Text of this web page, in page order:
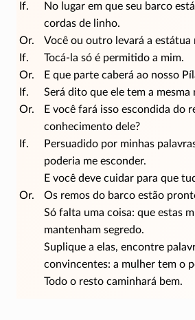
If.
No lugar em que seu barco
cordas de linho.
Or.
Você ou outro levará a estátua
If.
Tocá-la só é permitido a mim.
Or.
E que parte caberá ao nosso
If.
Será dito que ele tem a mesma
Or.
E você fará isso escondida do
conhecimento dele?
If.
Persuadido por minhas
poderia me esconder.
E você deve cuidar para que
Or. Os remos do barco estão
Só falta uma coisa: que estas
mantenham segredo.
Suplique a elas, encontre
convincentes: a mulher tem o
Todo o resto caminhará bem.